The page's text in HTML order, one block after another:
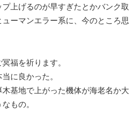
上げるのが早すぎたとかバンク取
ューマンエラー系に、今のところ思
福を祈ります。
に良かった。
基地で上がった機体が海老名か大
もの。